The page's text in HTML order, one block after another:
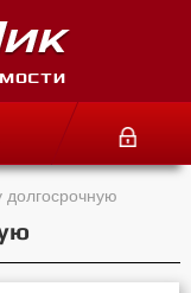
долгосрочную